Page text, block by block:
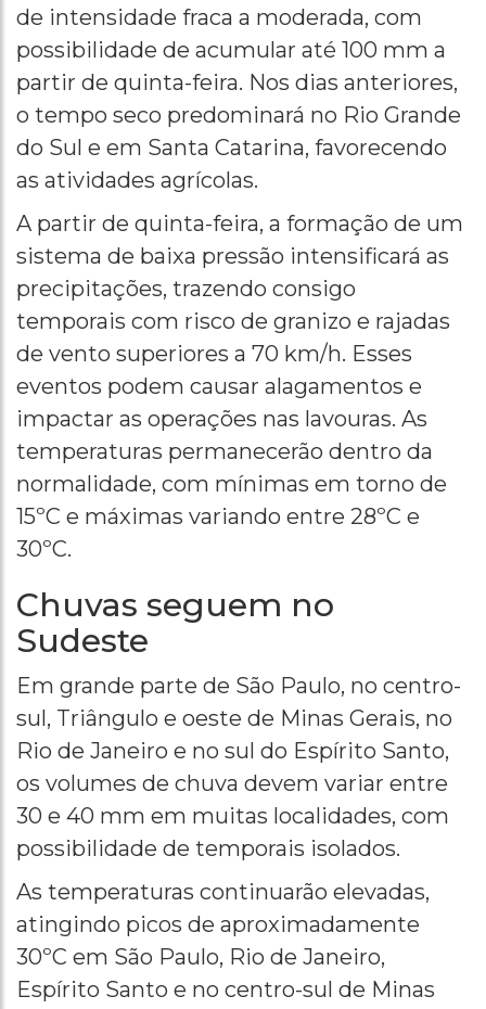
de intensidade fraca a moderada, com
possibilidade de acumular até 100 mm a
partir de quinta-feira. Nos dias anteriores,
o tempo seco predominará no Rio Grande
do Sul e em Santa Catarina, favorecendo
as atividades agrícolas.
A partir de quinta-feira, a formação de um
sistema de baixa pressão intensificará as
precipitações, trazendo consigo
temporais com risco de granizo e rajadas
de vento superiores a 70 km/h. Esses
eventos podem causar alagamentos e
impactar as operações nas lavouras. As
temperaturas permanecerão dentro da
normalidade, com mínimas em torno de
15ºC e máximas variando entre 28ºC e
30ºC.
Chuvas seguem no
Sudeste
Em grande parte de São Paulo, no centro-
sul, Triângulo e oeste de Minas Gerais, no
Rio de Janeiro e no sul do Espírito Santo,
os volumes de chuva devem variar entre
30 e 40 mm em muitas localidades, com
possibilidade de temporais isolados.
As temperaturas continuarão elevadas,
atingindo picos de aproximadamente
30ºC em São Paulo, Rio de Janeiro,
Espírito Santo e no centro-sul de Minas